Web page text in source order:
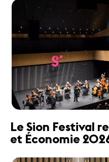
Le Sion Festival
et Économie